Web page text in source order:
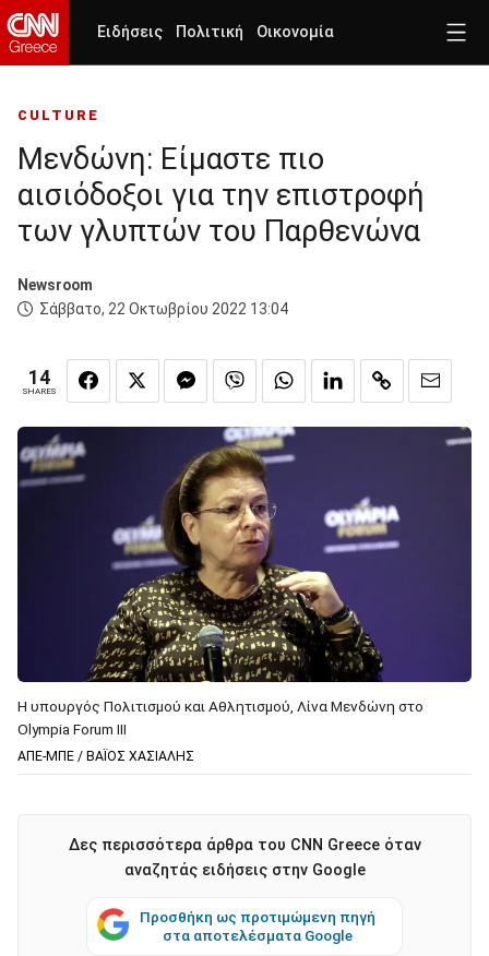
Ειδήσεις Πολιτική Οικονομία
CULTURE
Μενδώνη: Είμαστε πιο
αισιόδοξοι για την επιστροφή
των γλυπτών του Παρθενώνα
Newsroom
Σάββατο, 22 Οκτωβρίου 2022 13:04
14
SHARES
Η υπουργός Πολιτισμού και Αθλητισμού, Λίνα Μενδώνη στο
Olympia Forum III
ΑΠΕ-ΜΠΕ / ΒΑΪΟΣ ΧΑΣΙΑΛΗΣ
Δες περισσότερα άρθρα του CNN Greece όταν
αναζητάς ειδήσεις στην Google
Προσθήκη ως προτιμώμενη πηγή
στα αποτελέσματα Google